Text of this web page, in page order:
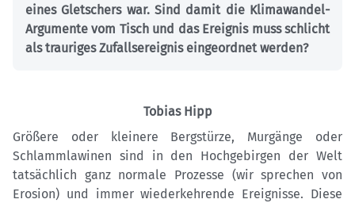
eines Gletschers war. Sind damit die Klimawandel-
Argumente vom Tisch und das Ereignis muss schlicht
als trauriges Zufallsereignis eingeordnet werden?
Tobias Hipp
Größere oder kleinere Bergstürze, Murgänge oder
Schlammlawinen sind in den Hochgebirgen der Welt
tatsächlich ganz normale Prozesse (wir sprechen von
Erosion) und immer wiederkehrende Ereignisse. Diese